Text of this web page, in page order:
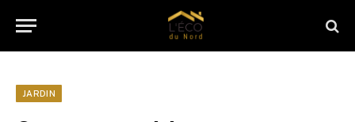
JARDIN